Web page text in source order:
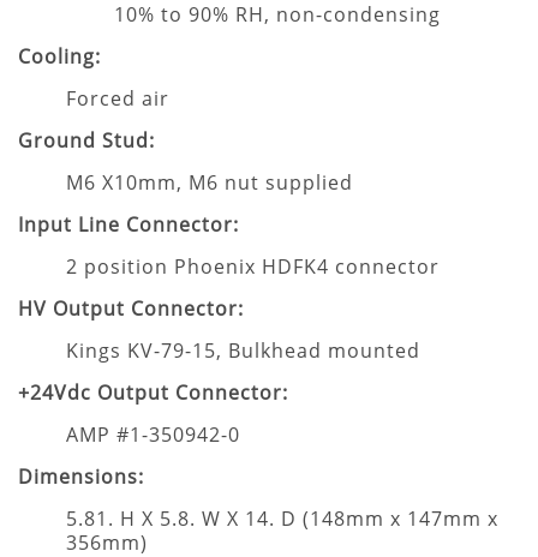
10% to 90% RH, non-condensing
Cooling:
Forced air
Ground Stud:
M6 X10mm, M6 nut supplied
Input Line Connector:
2 position Phoenix HDFK4 connector
HV Output Connector:
Kings KV-79-15, Bulkhead mounted
+24Vdc Output Connector:
AMP #1-350942-0
Dimensions:
5.81. H X 5.8. W X 14. D (148mm x 147mm x
356mm)